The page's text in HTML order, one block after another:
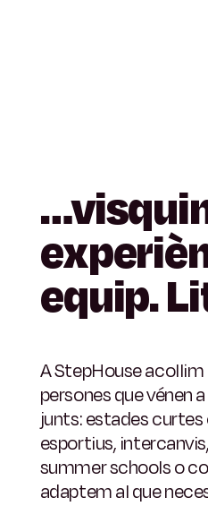
equip.
A StepHouse acollim
persones que vénen
junts: estades curtes
esportius,
summer schools o
adaptem al que